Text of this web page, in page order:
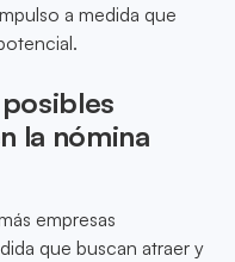
a medida que
la nómina
empresas
que buscan atraer y